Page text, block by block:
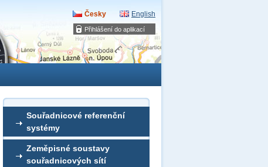
Přihlášení do aplikací
Česky English
Souřadnicové referenční
systémy
Zeměpisné soustavy
souřadnicových sítí